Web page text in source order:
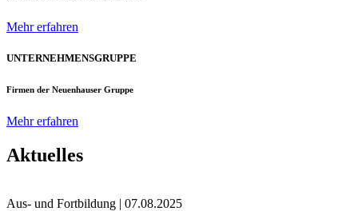
Mehr erfahren
UNTERNEHMENSGRUPPE
Firmen der Neuenhauser Gruppe
Mehr erfahren
Aktuelles
Aus- und Fortbildung | 07.08.2025